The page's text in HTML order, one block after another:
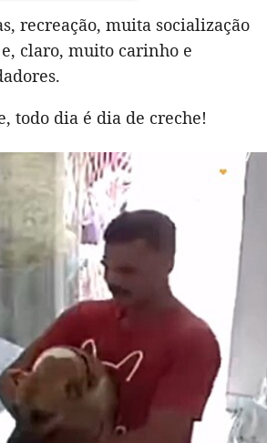
recreação, muita socialização
claro, muito carinho e
todo dia é dia de creche!